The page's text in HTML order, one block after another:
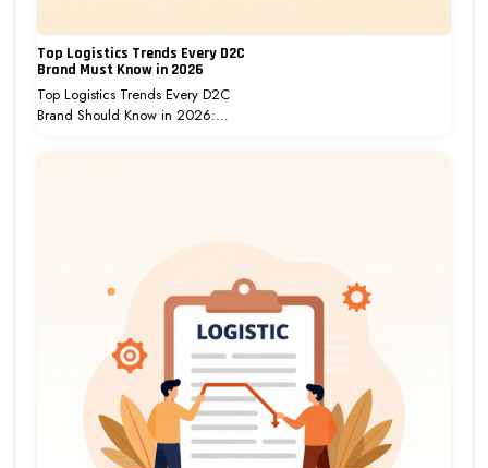
Top Logistics Trends Every D2C
Brand Must Know in 2026
Top Logistics Trends Every D2C
Brand Should Know in 2026:…